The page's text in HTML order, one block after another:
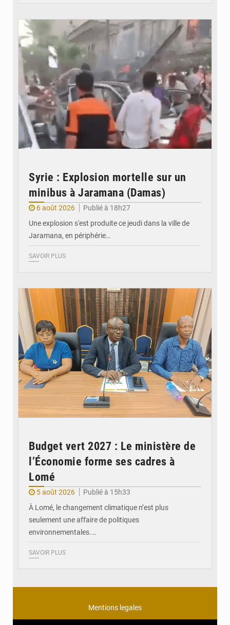
Syrie : Explosion mortelle sur un
minibus à Jaramana (Damas)
6 août 2026
Publié à 18h27
Une explosion s'est produite ce jeudi dans la ville de
Jaramana, en périphérie…
SAVOIR PLUS
Budget vert 2027 : Le ministère de
l’Économie forme ses cadres à
Lomé
5 août 2026
Publié à 15h33
À Lomé, le changement climatique n’est plus
seulement une affaire de politiques
environnementales.…
SAVOIR PLUS
Mentions legales